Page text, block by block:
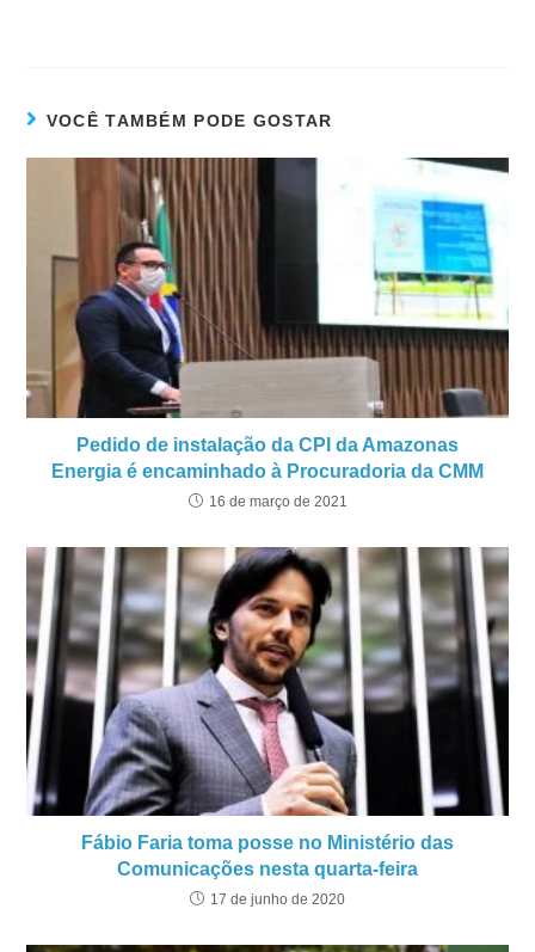
VOCÊ TAMBÉM PODE GOSTAR
Pedido de instalação da CPI da Amazonas
Energia é encaminhado à Procuradoria da CMM
16 de março de 2021
Fábio Faria toma posse no Ministério das
Comunicações nesta quarta-feira
17 de junho de 2020